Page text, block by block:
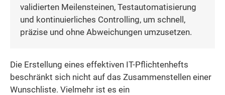
validierten Meilensteinen, Testautomatisierung
und kontinuierliches Controlling, um schnell,
präzise und ohne Abweichungen umzusetzen.
Die Erstellung eines effektiven IT-Pflichtenhefts
beschränkt sich nicht auf das Zusammenstellen einer
Wunschliste. Vielmehr ist es ein